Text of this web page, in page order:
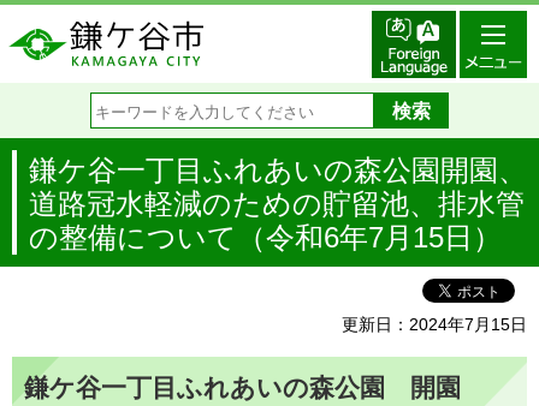
鎌ケ谷一丁目ふれあいの森公園開園、
道路冠水軽減のための貯留池、排水管
の整備について（令和6年7月15日）
更新日：2024年7月15日
鎌ケ谷一丁目ふれあいの森公園 開園